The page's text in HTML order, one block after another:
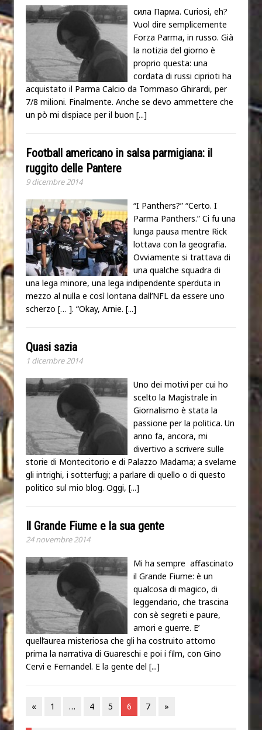
сила Парма. Curiosi, eh?
Vuol dire semplicemente
Forza Parma, in russo. Già
la notizia del giorno è
proprio questa: una
cordata di russi ciprioti ha
acquistato il Parma Calcio da Tommaso Ghirardi, per
7/8 milioni. Finalmente. Anche se devo ammettere che
un pò mi dispiace per il buon [...]
Football americano in salsa parmigiana: il
ruggito delle Pantere
9 dicembre 2014
“I Panthers?” “Certo. I
Parma Panthers.” Ci fu una
lunga pausa mentre Rick
lottava con la geografia.
Ovviamente si trattava di
una qualche squadra di
una lega minore, una lega indipendente sperduta in
mezzo al nulla e così lontana dall’NFL da essere uno
scherzo [… ]. “Okay, Arnie. [...]
Quasi sazia
1 dicembre 2014
Uno dei motivi per cui ho
scelto la Magistrale in
Giornalismo è stata la
passione per la politica. Un
anno fa, ancora, mi
divertivo a scrivere sulle
storie di Montecitorio e di Palazzo Madama; a svelarne
gli intrighi, i sotterfugi; a parlare di quello o di questo
politico sul mio blog. Oggi, [...]
Il Grande Fiume e la sua gente
24 novembre 2014
Mi ha sempre affascinato
il Grande Fiume: è un
qualcosa di magico, di
leggendario, che trascina
con sè segreti e paure,
amori e guerre. E’
quell’aurea misteriosa che gli ha costruito attorno
prima la narrativa di Guareschi e poi i film, con Gino
Cervi e Fernandel. E la gente del [...]
« 1 … 4 5 6 7 »